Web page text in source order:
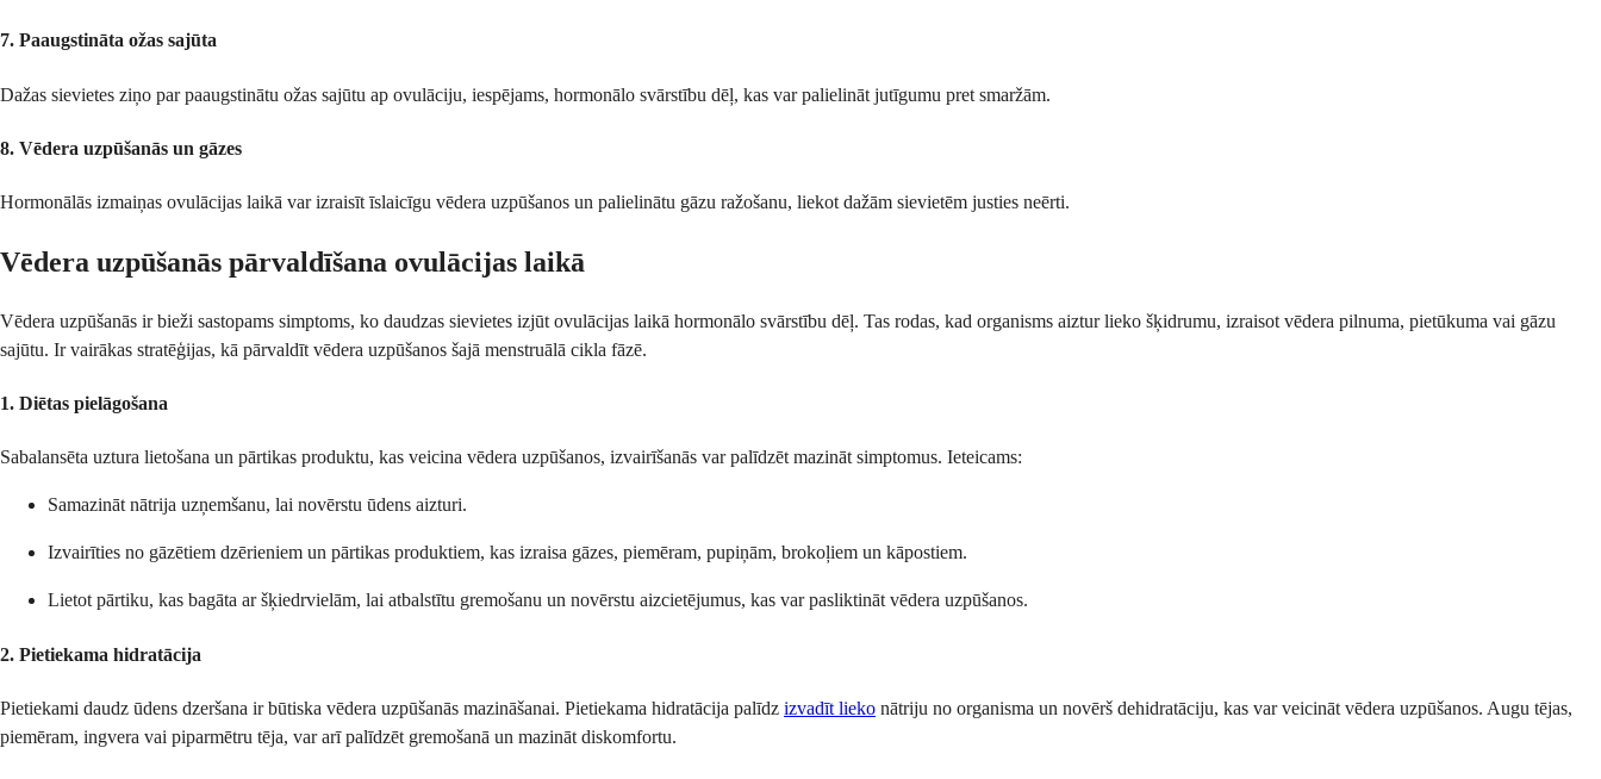
7. Paaugstināta ožas sajūta
Dažas sievietes ziņo par paaugstinātu ožas sajūtu ap ovulāciju, iespējams, hormonālo svārstību dēļ, kas var palielināt jutīgumu pret smaržām.
8. Vēdera uzpūšanās un gāzes
Hormonālās izmaiņas ovulācijas laikā var izraisīt īslaicīgu vēdera uzpūšanos un palielinātu gāzu ražošanu, liekot dažām sievietēm justies neērti.
Vēdera uzpūšanās pārvaldīšana ovulācijas laikā
Vēdera uzpūšanās ir bieži sastopams simptoms, ko daudzas sievietes izjūt ovulācijas laikā hormonālo svārstību dēļ. Tas rodas, kad organisms aiztur lieko šķidrumu, izraisot vēdera pilnuma, pietūkuma vai gāzu
sajūtu. Ir vairākas stratēģijas, kā pārvaldīt vēdera uzpūšanos šajā menstruālā cikla fāzē.
1. Diētas pielāgošana
Sabalansēta uztura lietošana un pārtikas produktu, kas veicina vēdera uzpūšanos, izvairīšanās var palīdzēt mazināt simptomus. Ieteicams:
Samazināt nātrija uzņemšanu, lai novērstu ūdens aizturi.
Izvairīties no gāzētiem dzērieniem un pārtikas produktiem, kas izraisa gāzes, piemēram, pupiņām, brokoļiem un kāpostiem.
Lietot pārtiku, kas bagāta ar šķiedrvielām, lai atbalstītu gremošanu un novērstu aizcietējumus, kas var pasliktināt vēdera uzpūšanos.
2. Pietiekama hidratācija
Pietiekami daudz ūdens dzeršana ir būtiska vēdera uzpūšanās mazināšanai. Pietiekama hidratācija palīdz izvadīt lieko nātriju no organisma un novērš dehidratāciju, kas var veicināt vēdera uzpūšanos. Augu tējas,
piemēram, ingvera vai piparmētru tēja, var arī palīdzēt gremošanā un mazināt diskomfortu.